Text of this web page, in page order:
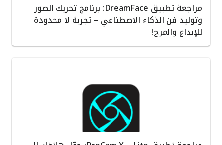
مراجعة تطبيق DreamFace: برنامج تحريك الصور
وتوليد فن الذكاء الاصطناعي – تجربة لا محدودة
للإبداع والمرح!